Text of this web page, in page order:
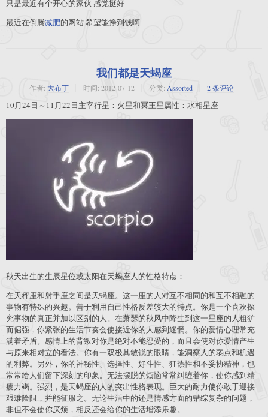
只是最近有个开心的家伙 感觉挺好
最近在倒腾减肥的网站 希望能挣到钱啊
我们都是天蝎座
作者: 大布丁 时间: 2012-07-12 分类: Assorted 2 条评论
10月24日～11月22日主宰行星：火星和冥王星属性：水相星座
秋天出生的生辰星位或太阳在天蝎座人的性格特点：
在天秤座和射手座之间是天蝎座。这一座的人对互不相同的和互不相融的
事物有特殊的兴趣。善于利用自己性格反差较大的特点。你是一个喜欢探
究事物的真正并加以区别的人。在萧瑟的秋风中降生到这一星座的人粗犷
而倔强，你紧张的生活节奏会使接近你的人感到迷惘。你的爱情心理常充
满着矛盾。感情上的背叛对你是绝对不能忍受的，而且会使对你爱情产生
与原来相对立的看法。你有一双极其敏锐的眼睛，能洞察人的弱点和机遇
的利弊。另外，你的神秘性、选择性、好斗性、狂热性和不妥协精神，也
常常给人们留下深刻的印象。无法摆脱的烦恼常常纠缠着你，使你感到精
疲力竭。强烈，是天蝎座的人的突出性格表现。巨大的耐力使你敢于迎接
艰难险阻，并能征服之。无论生活中的还是情感方面的错综复杂的问题，
非但不会使你厌烦，相反还会给你的生活增添乐趣。